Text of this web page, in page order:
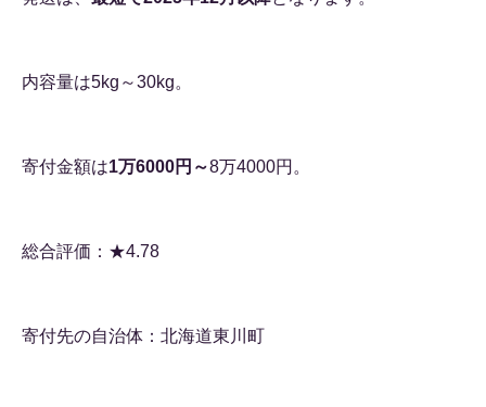
内容量は5kg～30kg。
寄付金額は1万6000円～8万4000円。
総合評価：★4.78
寄付先の自治体：北海道東川町